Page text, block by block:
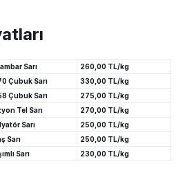
Sarı
260,00 TL/kg
Çubuk Sarı
330,00 TL/kg
Çubuk Sarı
275,00 TL/kg
Tel Sarı
270,00 TL/kg
Sarı
250,00 TL/kg
Sarı
250,00 TL/kg
Sarı 230,00 TL/kg